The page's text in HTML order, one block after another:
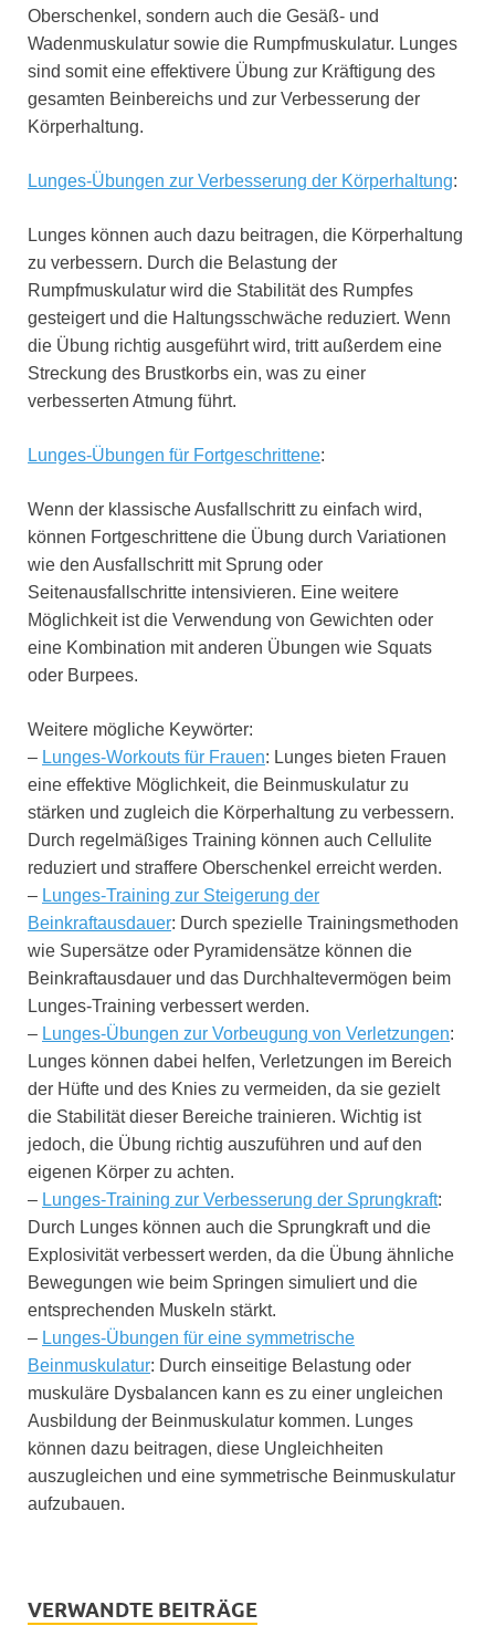
Oberschenkel, sondern auch die Gesäß- und
Wadenmuskulatur sowie die Rumpfmuskulatur. Lunges
sind somit eine effektivere Übung zur Kräftigung des
gesamten Beinbereichs und zur Verbesserung der
Körperhaltung.
Lunges-Übungen zur Verbesserung der Körperhaltung:
Lunges können auch dazu beitragen, die Körperhaltung
zu verbessern. Durch die Belastung der
Rumpfmuskulatur wird die Stabilität des Rumpfes
gesteigert und die Haltungsschwäche reduziert. Wenn
die Übung richtig ausgeführt wird, tritt außerdem eine
Streckung des Brustkorbs ein, was zu einer
verbesserten Atmung führt.
Lunges-Übungen für Fortgeschrittene:
Wenn der klassische Ausfallschritt zu einfach wird,
können Fortgeschrittene die Übung durch Variationen
wie den Ausfallschritt mit Sprung oder
Seitenausfallschritte intensivieren. Eine weitere
Möglichkeit ist die Verwendung von Gewichten oder
eine Kombination mit anderen Übungen wie Squats
oder Burpees.
Weitere mögliche Keywörter:
– Lunges-Workouts für Frauen: Lunges bieten Frauen
eine effektive Möglichkeit, die Beinmuskulatur zu
stärken und zugleich die Körperhaltung zu verbessern.
Durch regelmäßiges Training können auch Cellulite
reduziert und straffere Oberschenkel erreicht werden.
– Lunges-Training zur Steigerung der
Beinkraftausdauer: Durch spezielle Trainingsmethoden
wie Supersätze oder Pyramidensätze können die
Beinkraftausdauer und das Durchhaltevermögen beim
Lunges-Training verbessert werden.
– Lunges-Übungen zur Vorbeugung von Verletzungen:
Lunges können dabei helfen, Verletzungen im Bereich
der Hüfte und des Knies zu vermeiden, da sie gezielt
die Stabilität dieser Bereiche trainieren. Wichtig ist
jedoch, die Übung richtig auszuführen und auf den
eigenen Körper zu achten.
– Lunges-Training zur Verbesserung der Sprungkraft:
Durch Lunges können auch die Sprungkraft und die
Explosivität verbessert werden, da die Übung ähnliche
Bewegungen wie beim Springen simuliert und die
entsprechenden Muskeln stärkt.
– Lunges-Übungen für eine symmetrische
Beinmuskulatur: Durch einseitige Belastung oder
muskuläre Dysbalancen kann es zu einer ungleichen
Ausbildung der Beinmuskulatur kommen. Lunges
können dazu beitragen, diese Ungleichheiten
auszugleichen und eine symmetrische Beinmuskulatur
aufzubauen.
VERWANDTE BEITRÄGE